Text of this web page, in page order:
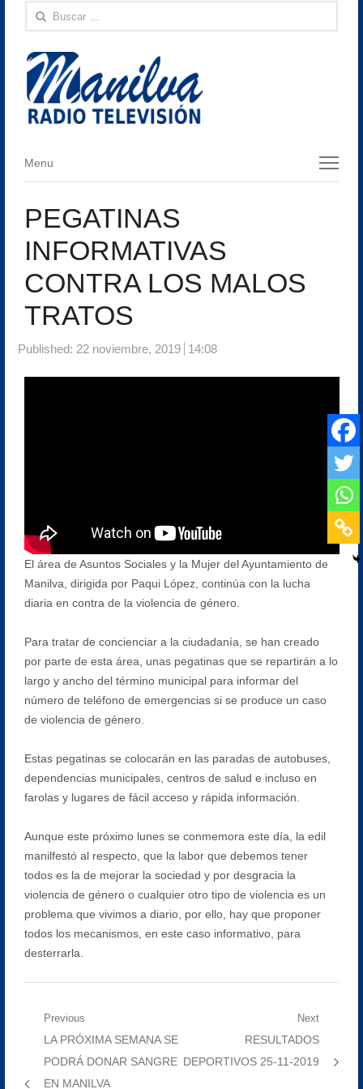
Buscar:
Menu
Menu
PEGATINAS
INFORMATIVAS
CONTRA LOS MALOS
TRATOS
Published: 22 noviembre, 2019 14:08
El área de Asuntos Sociales y la Mujer del Ayuntamiento de
Manilva, dirigida por Paqui López, continúa con la lucha
diaria en contra de la violencia de género.
Para tratar de concienciar a la ciudadanía, se han creado
por parte de esta área, unas pegatinas que se repartirán a lo
largo y ancho del término municipal para informar del
número de teléfono de emergencias si se produce un caso
de violencia de género.
Estas pegatinas se colocarán en las paradas de autobuses,
dependencias municipales, centros de salud e incluso en
farolas y lugares de fácil acceso y rápida información.
Aunque este próximo lunes se conmemora este día, la edil
manilfestó al respecto, que la labor que debemos tener
todos es la de mejorar la sociedad y por desgracia la
violencia de género o cualquier otro tipo de violencia es un
problema que vivimos a diario, por ello, hay que proponer
todos los mecanismos, en este caso informativo, para
desterrarla.
Navegación
entradas
Previous
Previous
post:
LA PRÓXIMA SEMANA SE
PODRÁ DONAR SANGRE
EN MANILVA
Next
Next
post:
RESULTADOS
DEPORTIVOS 25-11-2019